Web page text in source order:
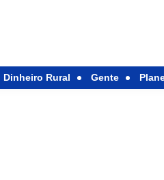
Dinheiro Rural Gente